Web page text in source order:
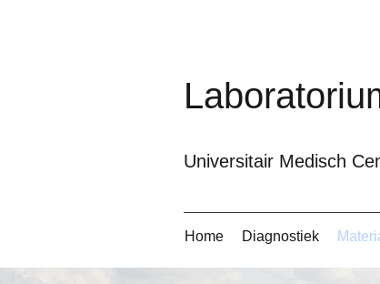
Universitair Medisch
Home Diagnostiek